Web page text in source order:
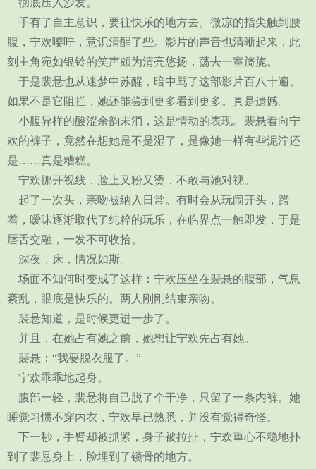
彻底压入沙发。
手有了自主意识，要往快乐的地方去。微凉的指尖触到腰
腹，宁欢嘤咛，意识清醒了些。影片的声音也清晰起来，此
刻主角宛如银铃的笑声颇为清亮悠扬，荡去一室旖旎。
于是裴悬也从迷梦中苏醒，暗中骂了这部影片百八十遍。
如果不是它阻拦，她还能尝到更多看到更多。真是遗憾。
小腹异样的酸涩余韵未消，这是情动的表现。裴悬看向宁
欢的裤子，竟然在想她是不是湿了，是像她一样有些泥泞还
是……真是糟糕。
宁欢挪开视线，脸上又粉又烫，不敢与她对视。
起了一次头，亲吻被纳入日常。有时会从玩闹开头，蹭
着，暧昧逐渐取代了纯粹的玩乐，在临界点一触即发，于是
唇舌交融，一发不可收拾。
深夜，床，情况如斯。
场面不知何时变成了这样：宁欢压坐在裴悬的腹部，气息
紊乱，眼底是快乐的。两人刚刚结束亲吻。
裴悬知道，是时候更进一步了。
并且，在她占有她之前，她想让宁欢先占有她。
裴悬：“我要脱衣服了。”
宁欢乖乖地起身。
腹部一轻，裴悬将自己脱了个干净，只留了一条内裤。她
睡觉习惯不穿内衣，宁欢早已熟悉，并没有觉得奇怪。
下一秒，手臂却被抓紧，身子被拉扯，宁欢重心不稳地扑
到了裴悬身上，脸埋到了锁骨的地方。